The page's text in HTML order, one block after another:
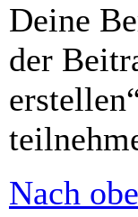
Deine
der
Nach